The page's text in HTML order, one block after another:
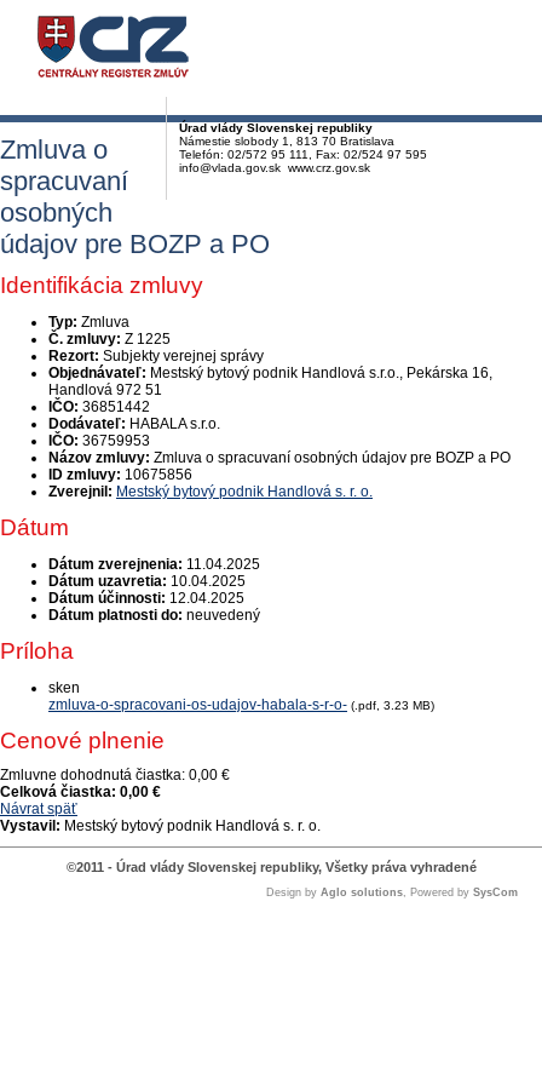
Úrad vlády Slovenskej republiky
Námestie slobody 1, 813 70 Bratislava
Telefón: 02/572 95 111, Fax: 02/524 97 595
info@vlada.gov.sk www.crz.gov.sk
Zmluva o
spracuvaní
osobných
údajov pre BOZP a PO
Identifikácia zmluvy
Typ: Zmluva
Č. zmluvy: Z 1225
Rezort: Subjekty verejnej správy
Objednávateľ: Mestský bytový podnik Handlová s.r.o., Pekárska 16,
Handlová 972 51
IČO: 36851442
Dodávateľ: HABALA s.r.o.
IČO: 36759953
Názov zmluvy: Zmluva o spracuvaní osobných údajov pre BOZP a PO
ID zmluvy: 10675856
Zverejnil: Mestský bytový podnik Handlová s. r. o.
Dátum
Dátum zverejnenia: 11.04.2025
Dátum uzavretia: 10.04.2025
Dátum účinnosti: 12.04.2025
Dátum platnosti do: neuvedený
Príloha
sken
zmluva-o-spracovani-os-udajov-habala-s-r-o- (.pdf, 3.23 MB)
Cenové plnenie
Zmluvne dohodnutá čiastka: 0,00 €
Celková čiastka: 0,00 €
Návrat späť
Vystavil: Mestský bytový podnik Handlová s. r. o.
©2011 - Úrad vlády Slovenskej republiky, Všetky práva vyhradené
Design by Aglo solutions, Powered by SysCom